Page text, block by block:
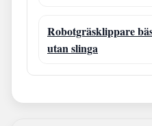
Robotgräsklippare
utan slinga